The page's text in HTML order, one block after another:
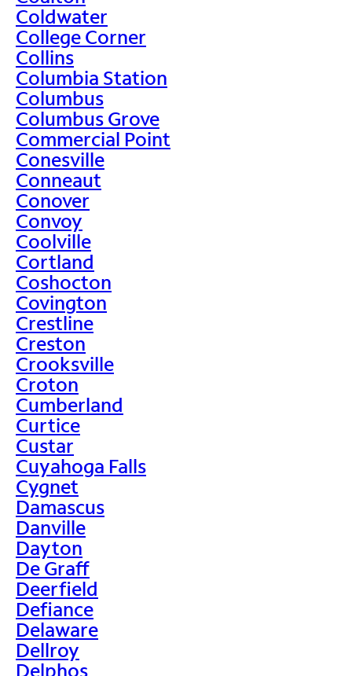
Coldwater
College Corner
Collins
Columbia Station
Columbus
Columbus Grove
Commercial Point
Conesville
Conneaut
Conover
Convoy
Coolville
Cortland
Coshocton
Covington
Crestline
Creston
Crooksville
Croton
Cumberland
Curtice
Custar
Cuyahoga Falls
Cygnet
Damascus
Danville
Dayton
De Graff
Deerfield
Defiance
Delaware
Dellroy
Delphos